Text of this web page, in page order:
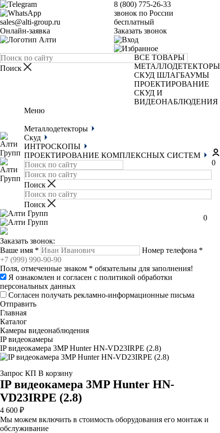
sales@alti-group.ru
Онлайн-заявка
8 (800) 775-26-33
звонок по России
бесплатный
Заказать звонок
ВСЕ ТОВАРЫ
МЕТАЛЛОДЕТЕКТОРЫ
СКУД ШЛАГБАУМЫ
ПРОЕКТИРОВАНИЕ
СКУД И
ВИДЕОНАБЛЮДЕНИЯ
Меню
Металлодетекторы
Скуд
ИНТРОСКОПЫ
ПРОЕКТИРОВАНИЕ КОМПЛЕКСНЫХ СИСТЕМ
0
0
Заказать звонок:
Ваше имя * Номер телефона *
Поля, отмеченные знаком * обязательны для заполнения!
Я ознакомлен и согласен с политикой обработки
персональных данных
Согласен получать рекламно-информационные письма
Отправить
Главная
Каталог
Камеры видеонаблюдения
IP видеокамеры
IP видеокамера 3MP Hunter HN-VD23IRPE (2.8)
Запрос КП В корзину
IP видеокамера 3MP Hunter HN-
VD23IRPE (2.8)
4 600 ₽
Мы можем включить в стоимость оборудования его монтаж и
обслуживание